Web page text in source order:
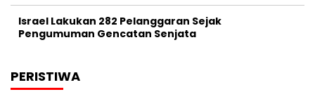
Israel Lakukan 282 Pelanggaran Sejak
Pengumuman Gencatan Senjata
PERISTIWA